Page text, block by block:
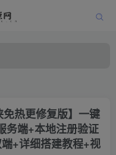
热更修复版】一键
务端+本地注册验证
+详细搭建教程+视